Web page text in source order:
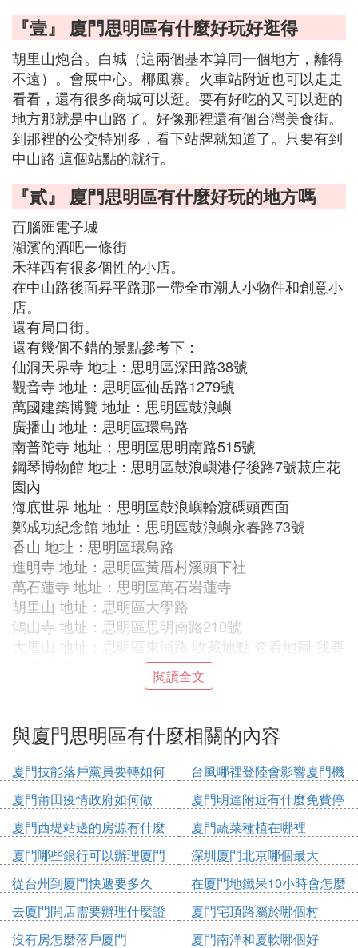
『壹』 廈門思明區有什麼好玩好逛得
胡里山炮台。白城（這兩個基本算同一個地方，離得
不遠）。會展中心。椰風寨。火車站附近也可以走走
看看，還有很多商城可以逛。要有好吃的又可以逛的
地方那就是中山路了。好像那裡還有個台灣美食街。
到那裡的公交特別多，看下站牌就知道了。只要有到
中山路 這個站點的就行。
『貳』 廈門思明區有什麼好玩的地方嗎
百腦匯電子城
湖濱的酒吧一條街
禾祥西有很多個性的小店。
在中山路後面昇平路那一帶全市潮人小物件和創意小
店。
還有局口街。
還有幾個不錯的景點參考下：
仙洞天界寺 地址：思明區深田路38號
觀音寺 地址：思明區仙岳路1279號
萬國建築博覽 地址：思明區鼓浪嶼
廣播山 地址：思明區環島路
南普陀寺 地址：思明區思明南路515號
鋼琴博物館 地址：思明區鼓浪嶼港仔後路7號菽庄花
園內
海底世界 地址：思明區鼓浪嶼輪渡碼頭西面
鄭成功紀念館 地址：思明區鼓浪嶼永春路73號
香山 地址：思明區環島路
進明寺 地址：思明區黃厝村溪頭下社
萬石蓮寺 地址：思明區萬石岩蓮寺
胡里山 地址：思明區大學路
鴻山寺 地址：思明區思明南路210號
大厝山 地址：思明區東浦路 收藏地點 查看地圖 我要
亞特蘭大活水館(休閑一館) 地址：思明區湖濱中路89
總之地方玩的很多啦，看你的選擇了，祝你愉快！
『叄』 廈門思明區、湖裡區有社區有多少
思明區下轄鼓浪嶼、鷺江、中華、廈港、開元、篔
簹、梧村、嘉蓮、蓮前、濱海10
個街道辦事處，設有96個社區居委會。
鼓浪嶼街道下轄龍頭、內厝2個社區
鷺江街道下轄營平、大同、鷺江道、廈禾、雙蓮池、
小學、禾祥西7個社區
中華街道下轄仁安、鎮海、思南、定安、文安、中山
6個社區
閱讀全文
與廈門思明區有什麼相關的內容
廈門技能落戶黨員要轉如何
辦理
台風哪裡登陸會影響廈門機
場
廈門莆田疫情政府如何做
廈門明達附近有什麼免費停
車位
廈門西堤站邊的房源有什麼
廈門蔬菜種植在哪裡
廈門哪些銀行可以辦理廈門
市民卡
深圳廈門北京哪個最大
從台州到廈門快遞要多久
在廈門地鐵呆10小時會怎麼
收費
去廈門開店需要辦理什麼證
件
廈門宅頂路屬於哪個村
沒有房怎麼落戶廈門
廈門南洋和廈軟哪個好